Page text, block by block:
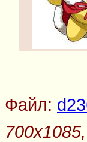
Файл: